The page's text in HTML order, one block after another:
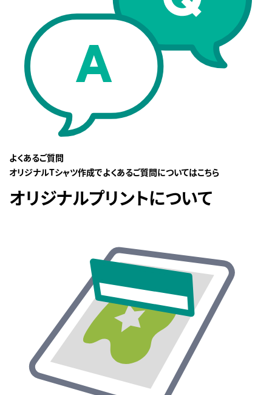
よくあるご質問
オリジナルTシャツ作成でよくあるご質問についてはこちら
オリジナルプリントについて